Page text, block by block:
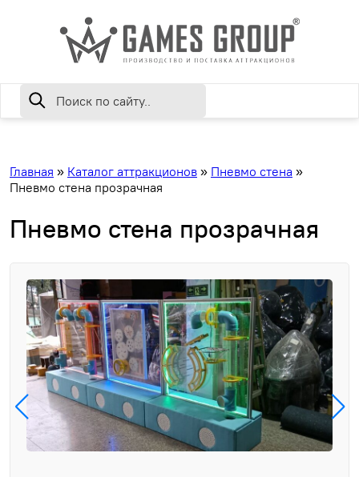
Главная » Каталог аттракционов » Пневмо стена »
Пневмо стена прозрачная
Пневмо стена прозрачная